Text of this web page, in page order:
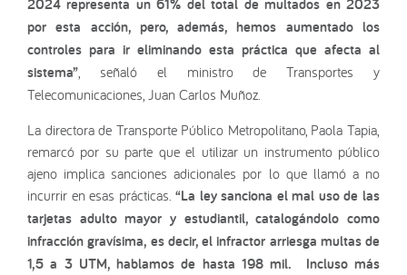
por esta acción, pero, además, hemos aumentado los
controles para ir eliminando esta práctica que afecta al
sistema” , señaló el ministro de Transportes y
Telecomunicaciones, Juan Carlos Muñoz.
La directora de Transporte Público Metropolitano, Paola Tapia,
remarcó por su parte que el utilizar un instrumento público
ajeno implica sanciones adicionales por lo que llamó a no
incurrir en esas prácticas.“La ley sanciona el mal uso de las
tarjetas adulto mayor y estudiantil, catalogándolo como
infracción gravísima, es decir, el infractor arriesga multas de
1,5 a 3 UTM, hablamos de hasta 198 mil. Incluso más